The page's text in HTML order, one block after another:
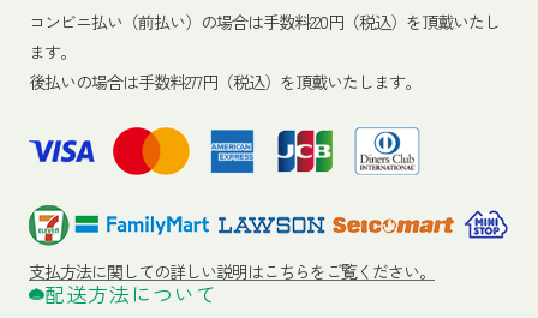
コンビニ払い（前払い）の場合は手数料220円（税込）を頂戴いたし
ます。
後払いの場合は手数料277円（税込）を頂戴いたします。
支払方法に関しての詳しい説明はこちらをご覧ください。
配送方法について